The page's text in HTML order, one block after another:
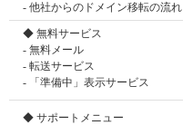
- 他社からのドメイン移転の流れ
◆ 無料サービス
- 無料メール
- 転送サービス
-
「準備中」表示サービス
◆ サポートメニュー